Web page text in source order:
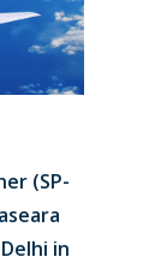
(SP-
in